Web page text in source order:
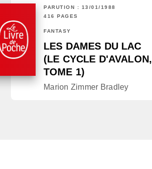
PARUTION : 13/01/1988
416 PAGES
FANTASY
LES DAMES DU LAC
(LE CYCLE D'AVALON,
TOME 1)
Marion Zimmer Bradley